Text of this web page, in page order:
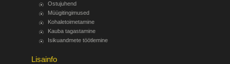
Ostujuhend
Müügitingimused
Kohaletoimetamine
Kauba tagastamine
Isikuandmete töötlemine
Lisainfo